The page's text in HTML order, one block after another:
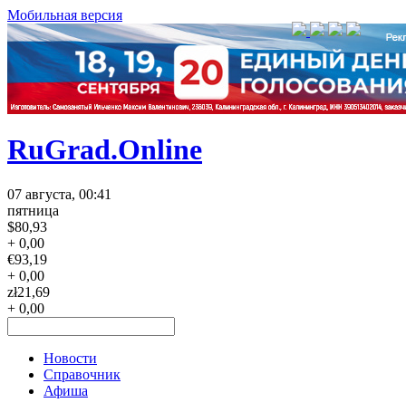
Мобильная версия
RuGrad.Online
07 августа, 00:41
пятница
$80,93
+ 0,00
€93,19
+ 0,00
zł21,69
+ 0,00
Новости
Справочник
Афиша